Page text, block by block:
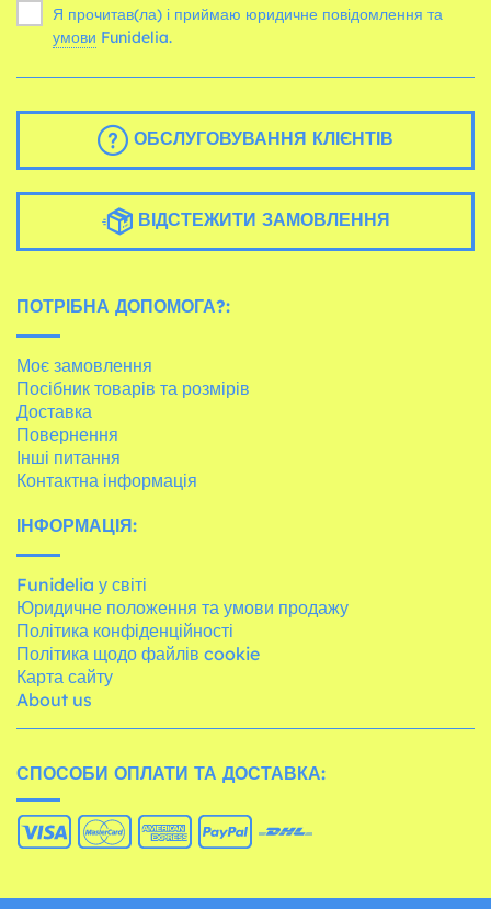
Я прочитав(ла) і приймаю юридичне повідомлення та
умови Funidelia.
ОБСЛУГОВУВАННЯ КЛІЄНТІВ
ВІДСТЕЖИТИ ЗАМОВЛЕННЯ
ПОТРІБНА ДОПОМОГА?:
Моє замовлення
Посібник товарів та розмірів
Доставка
Повернення
Інші питання
Контактна інформація
ІНФОРМАЦІЯ:
Funidelia у світі
Юридичне положення та умови продажу
Політика конфіденційності
Політика щодо файлів cookie
Карта сайту
About us
СПОСОБИ ОПЛАТИ ТА ДОСТАВКА: